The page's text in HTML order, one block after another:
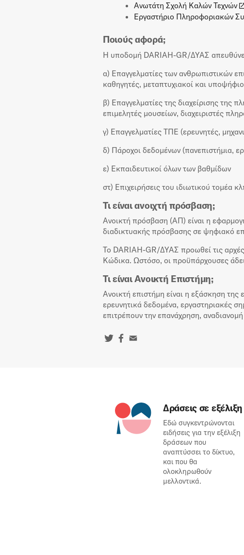
Ανωτάτη Σχολή Καλών Τεχνών
Εργαστήριο Πληροφοριακών
Ποιούς αφορά;
Η υποδομή DARIAH-GR/ΔΥΑΣ
α) Επαγγελματίες των ανθρωπιστικών
καθηγητές, μεταπτυχιακοί και
β) Επαγγελματίες της διαχείρισης της
επιμελητές μουσείων, διαχειριστές
γ) Επαγγελματίες ΤΠΕ (ερευνητές,
δ) Πάροχοι δεδομένων (πανεπιστήμια,
ε) Εκπαιδευτικοί όλων των βαθμίδων
στ) Επιχειρήσεις του ιδιωτικού τομέα
Τι είναι ανοιχτή πρόσβαση;
Ανοικτή πρόσβαση (ΑΠ) είναι η
διαδικτυακής πρόσβασης σε ψηφιακό
Το DARIAH-GR/ΔΥΑΣ προωθεί τις
Κώδικα. Ωστόσο, οι προϋπάρχουσες
Τι είναι Ανοικτή Επιστήμη;
Ανοικτή επιστήμη είναι η εξάσκηση
ερευνητικά δεδομένα, εργαστηριακές
επιτρέπουν την επανάχρηση,
Δράσεις σε εξέλιξη
Εδώ συγκεντρώνονται
ειδήσεις για την εξέλιξη
δράσεων που
αναπτύσσει το δίκτυο,
και που θα
ολοκληρωθούν
μελλοντικά.